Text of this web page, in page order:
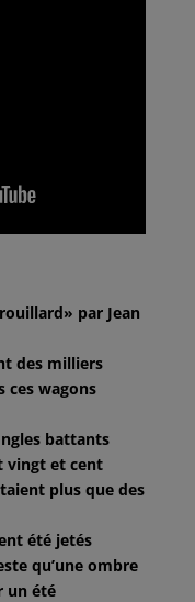
par Jean
des milliers
ces wagons
battants
vingt et cent
plus que des
été jetés
qu’une ombre
un été